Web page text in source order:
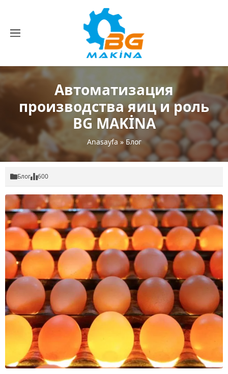
Автоматизация
производства яиц и роль
BG MAKİNA
Anasayfa »Блог
Блог 600